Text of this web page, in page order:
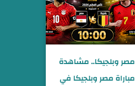
مصر وبلجيكا.. مشاهدة
مباراة مصر وبلجيكا في